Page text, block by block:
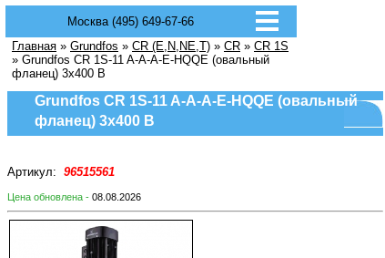
Москва (495) 649-67-66
Главная » Grundfos » CR (E,N,NE,T) » CR » CR 1S
» Grundfos CR 1S-11 A-A-A-E-HQQE (овальный
фланец) 3х400 В
Grundfos CR 1S-11 A-A-A-E-HQQE (овальный
фланец) 3х400 В
Артикул: 96515561
Цена обновлена - 08.08.2026